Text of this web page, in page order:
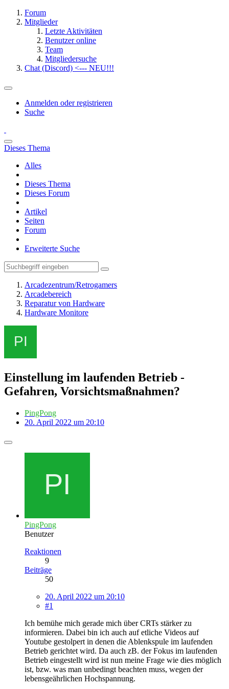
Forum
Mitglieder
Letzte Aktivitäten
Benutzer online
Team
Mitgliedersuche
Chat (Discord) <--- NEU!!!
Anmelden oder registrieren
Suche
Dieses Thema
Alles
Dieses Thema
Dieses Forum
Artikel
Seiten
Forum
Erweiterte Suche
Arcadezentrum/Retrogamers
Arcadebereich
Reparatur von Hardware
Hardware Monitore
Einstellung im laufenden Betrieb -
Gefahren, Vorsichtsmaßnahmen?
PingPong
20. April 2022 um 20:10
PingPong
Benutzer
Reaktionen
9
Beiträge
50
20. April 2022 um 20:10
#1
Ich bemühe mich gerade mich über CRTs stärker zu
informieren. Dabei bin ich auch auf etliche Videos auf
Youtube gestolpert in denen die Ablenkspule im laufenden
Betrieb gerichtet wird. Da auch zB. der Fokus im laufenden
Betrieb eingestellt wird ist nun meine Frage wie dies möglich
ist, bzw. was man unbedingt beachten muss, wegen der
lebensgeährlichen Hochspannung.